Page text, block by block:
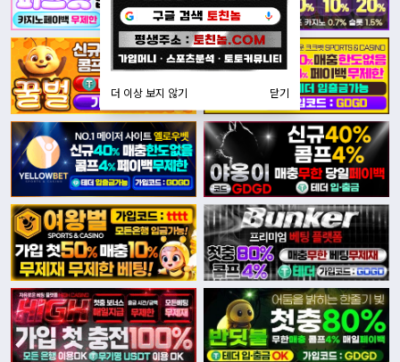
더 이상 보지 않기 닫기